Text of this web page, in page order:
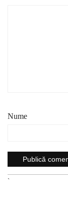
Nume
`